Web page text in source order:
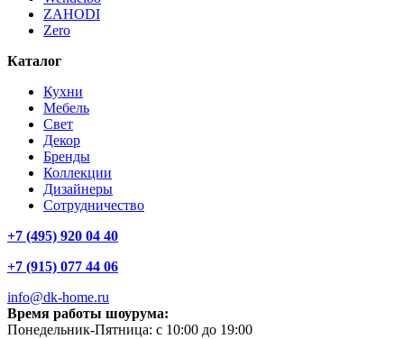
ZAHODI
Zero
Каталог
Кухни
Мебель
Свет
Декор
Бренды
Коллекции
Дизайнеры
Сотрудничество
+7 (495) 920 04 40
+7 (915) 077 44 06
info@dk-home.ru
Время работы шоурума:
Понедельник-Пятница: c 10:00 до 19:00